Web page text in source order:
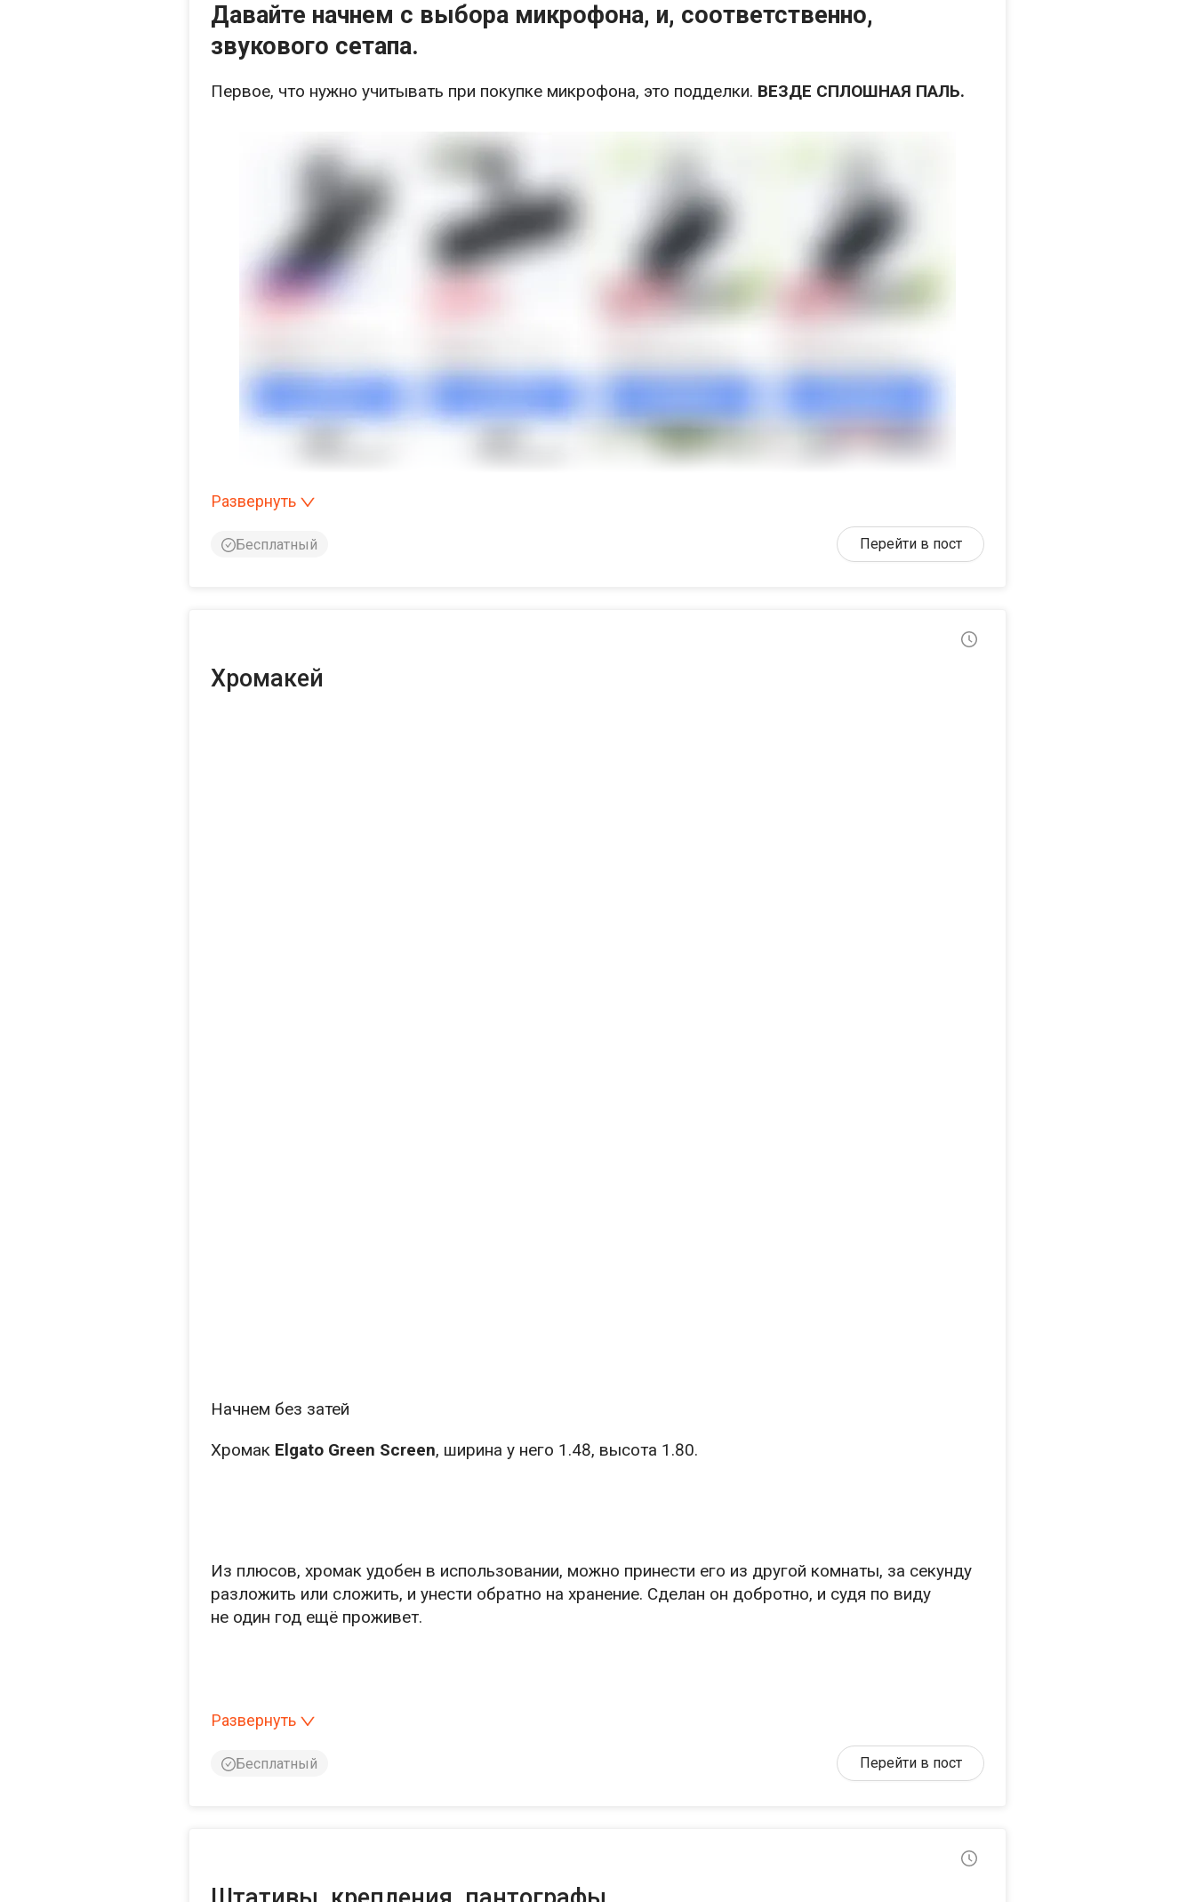
Давайте начнем с выбора микрофона, и, соответственно,
звукового сетапа.
Первое, что нужно учитывать при покупке микрофона, это подделки. ВЕЗДЕ СПЛОШНАЯ ПАЛЬ.
Развернуть
Бесплатный Перейти в пост
Хромакей
Начнем без затей
Хромак Elgato Green Screen, ширина у него 1.48, высота 1.80.
Из плюсов, хромак удобен в использовании, можно принести его из другой комнаты, за секунду
разложить или сложить, и унести обратно на хранение. Сделан он добротно, и судя по виду
не один год ещё проживет.
конструкция упадет на башку. Проверено трижды лично мной, сами можете не проверять.
С большим удовольствием взял бы версию побольше, но её к нам почему-то не возят.
Развернуть
Бесплатный Перейти в пост